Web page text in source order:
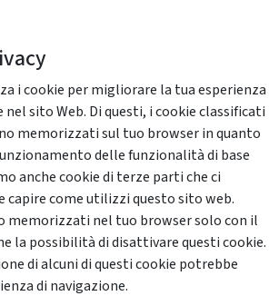
i cookie per migliorare la tua esperienza
sito Web. Di questi, i cookie classificati
memorizzati sul tuo browser in quanto
delle funzionalità di base
anche cookie di terze parti che ci
capire come utilizzi questo sito web.
memorizzati nel tuo browser solo con il
la possibilità di disattivare questi cookie.
di alcuni di questi cookie potrebbe
di navigazione.